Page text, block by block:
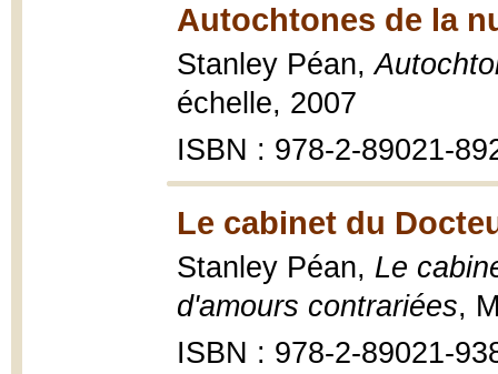
Autochtones de la
Stanley Péan,
échelle, 2007
ISBN : 978-2-89021-
Le cabinet du
Stanley Péan, Le
d'amours contrariées,
ISBN : 978-2-89021-